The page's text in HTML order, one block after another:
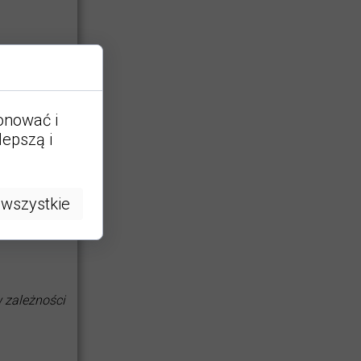
zależności
i
i